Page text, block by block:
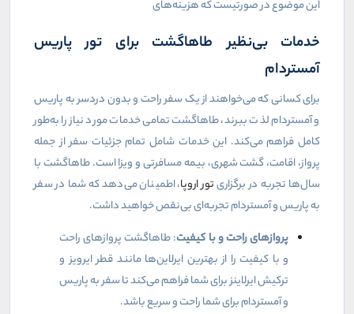
این موضوع در صورتیست که هزینه‌های
خدمات بی‌نظیر طاهاگشت برای تور پاریس
آمستردام
برای کسانی که می‌خواهند از یک سفر راحت و بدون دردسر به پاریس
و آمستردام لذت ببرند، طاهاگشت تمامی خدمات مورد نیاز را به‌طور
کامل فراهم می‌کند. این خدمات شامل تمام جزئیات سفر از جمله
پرواز، اقامت، گشت شهری، بیمه مسافرتی و ویزا است. طاهاگشت با
سال‌ها تجربه در برگزاریتور اروپا، اطمینان می‌دهد که شما در سفر
به پاریس و آمستردام تجربه‌ای بی‌نقص خواهید داشت.
پروازهای راحت و با کیفیت: طاهاگشت پروازهای راحت
و با کیفیت را از بهترین ایرلاین‌ها مانند قطر ایرویز و
ترکیش ایرلاینز برای شما فراهم می‌کند تا سفر به پاریس
و آمستردام برای شما راحت و سریع باشد.